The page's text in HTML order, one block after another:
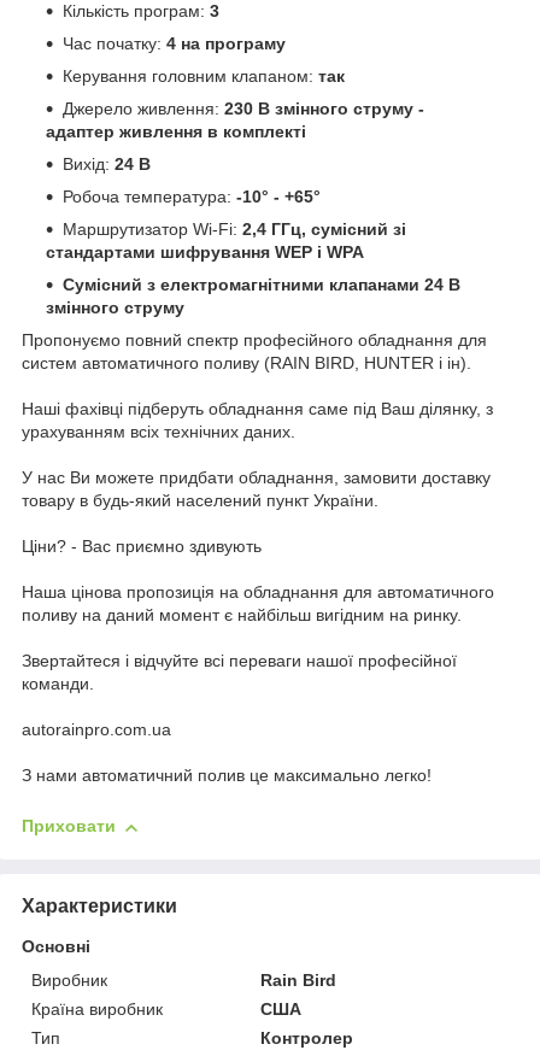
Кількість програм: 3
Час початку: 4 на програму
Керування головним клапаном: так
Джерело живлення: 230 В змінного струму -
адаптер живлення в комплекті
Вихід: 24 В
Робоча температура: -10° - +65°
Маршрутизатор Wi-Fi: 2,4 ГГц, сумісний зі
стандартами шифрування WEP і WPA
Сумісний з електромагнітними клапанами 24 В
змінного струму
Пропонуємо повний спектр професійного обладнання для
систем автоматичного поливу (RAIN BIRD, HUNTER і ін).
Наші фахівці підберуть обладнання саме під Ваш ділянку, з
урахуванням всіх технічних даних.
У нас Ви можете придбати обладнання, замовити доставку
товару в будь-який населений пункт України.
Ціни? - Вас приємно здивують
Наша цінова пропозиція на обладнання для автоматичного
поливу на даний момент є найбільш вигідним на ринку.
Звертайтеся і відчуйте всі переваги нашої професійної
команди.
autorainpro.com.ua
З нами автоматичний полив це максимально легко!
Приховати
Характеристики
Основні
Виробник
Rain Bird
Країна виробник
США
Тип
Контролер